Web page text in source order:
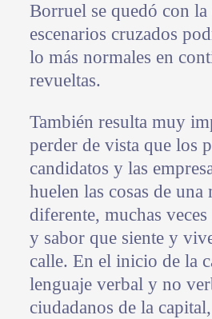
Borruel se quedó con la
escenarios cruzados
lo más normales en
revueltas.
También resulta muy
perder de vista que los
candidatos y las
huelen las cosas de una
diferente, muchas
y sabor que siente y
calle. En el inicio de la
lenguaje verbal y no
ciudadanos de la